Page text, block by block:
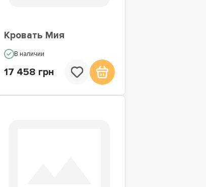
Кровать Мия
В наличии
17 458 грн